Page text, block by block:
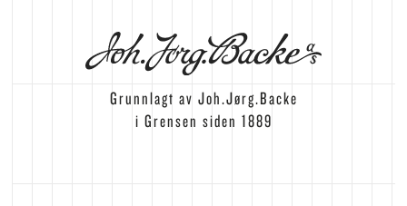
Grunnlagt av Joh.Jørg.Backe
i Grensen siden 1889